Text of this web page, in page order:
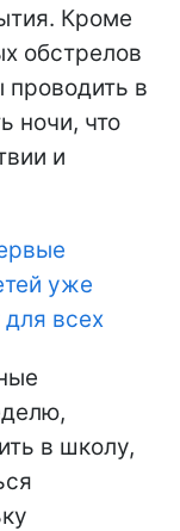
Кроме
обстрелов
в
ночи, что
и
уже
для всех
в школу,